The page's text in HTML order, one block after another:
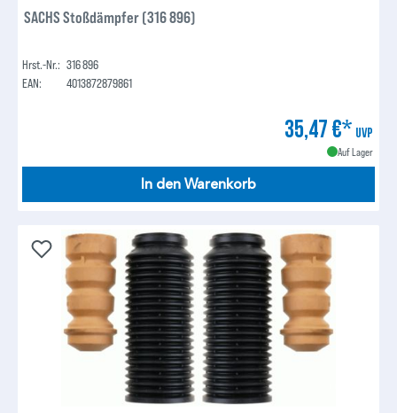
SACHS Stoßdämpfer (316 896)
Hrst.-Nr.: 316 896
EAN:
4013872879861
35,47 €* UVP
Auf Lager
In den Warenkorb